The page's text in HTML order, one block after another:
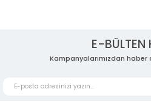
E-BÜLTEN
Kampanyalarımızdan haber